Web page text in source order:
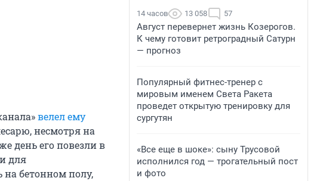
велел ему
несмотря на
день его повезли в
для
бетонном полу,
14 часов 13 058 57
Август перевернет жизнь Козерогов.
К чему готовит ретроградный Сатурн
— прогноз
Популярный фитнес-тренер с
мировым именем Света Ракета
проведет открытую тренировку для
сургутян
«Все еще в шоке»: сыну Трусовой
исполнился год — трогательный пост
и фото